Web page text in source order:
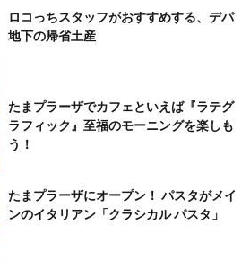
ロコっちスタッフがおすすめする、デパ
地下の帰省土産
たまプラーザでカフェといえば『ラテグ
ラフィック』至福のモーニングを楽しも
う！
たまプラーザにオープン！ パスタがメイ
ンのイタリアン「クラシカル パスタ」